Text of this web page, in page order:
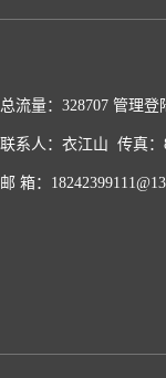
总流量：328707 管理登
联系人：衣江山 传真：
邮 箱：